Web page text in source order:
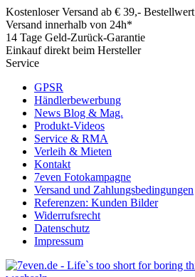
Kostenloser Versand ab € 39,- Bestellwert
Versand innerhalb von 24h*
14 Tage Geld-Zurück-Garantie
Einkauf direkt beim Hersteller
Service
GPSR
Händlerbewerbung
News Blog & Mag.
Produkt-Videos
Service & RMA
Verleih & Mieten
Kontakt
7even Fotokampagne
Versand und Zahlungsbedingungen
Referenzen: Kunden Bilder
Widerrufsrecht
Datenschutz
Impressum